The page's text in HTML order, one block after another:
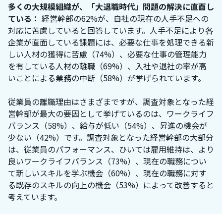
多くの大規模組織が、「大退職時代」問題の解決に直面し
ている： 経営幹部の62%が、自社の現在の人手不足への
対応に苦慮していると回答しています。人手不足により各
企業が直面している課題には、必要な仕事を処理できる新
しい人材の獲得に苦慮（74%）、必要な仕事の管理能力
を有している人材の離職（69%）、入社や退社の率が高
いことによる業務の中断（58%）が挙げられています。
従業員の離職理由はさまざまですが、調査対象となった経
営幹部が最大の要因として挙げているのは、ワークライフ
バランス（58%）、給与が低い（54%）、昇進の機会が
少ない（42%）です。調査対象となった経営幹部の大部分
は、従業員のパフォーマンス、ひいては雇用維持は、より
良いワークライフバランス（73%）、現在の職務につい
て新しいスキルを学ぶ機会（60%）、現在の職務に対す
る既存のスキルの向上の機会（53%）によって改善すると
考えています。